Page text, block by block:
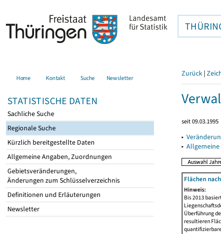
Home Kontakt Suche Newsletter
STATISTISCHE DATEN
Sachliche Suche
Regionale Suche
Kürzlich bereitgestellte Daten
Allgemeine Angaben, Zuordnungen
Gebietsveränderungen,
Änderungen zum Schlüsselverzeichnis
Definitionen und Erläuterungen
Newsletter
Zurück |
seit 09.03.1995
▸
▸
Flächen
Hinweis:
Bis 2013
Überführung
resultieren